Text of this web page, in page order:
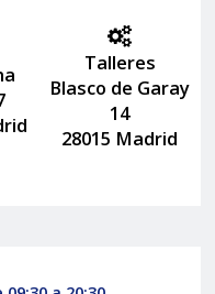
Talleres
Blasco de Garay
14
28015 Madrid